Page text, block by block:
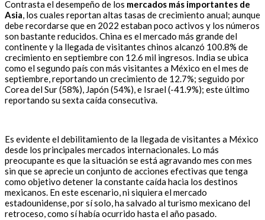
Contrasta el desempeño de los mercados más importantes de
Asia, los cuales reportan altas tasas de crecimiento anual; aunque
debe recordarse que en 2022 estaban poco activos y los números
son bastante reducidos. China es el mercado más grande del
continente y la llegada de visitantes chinos alcanzó 100.8% de
crecimiento en septiembre con 12.6 mil ingresos. India se ubica
como el segundo país con más visitantes a México en el mes de
septiembre, reportando un crecimiento de 12.7%; seguido por
Corea del Sur (58%), Japón (54%), e Israel (-41.9%); este último
reportando su sexta caída consecutiva.
Es evidente el debilitamiento de la llegada de visitantes a México
desde los principales mercados internacionales. Lo más
preocupante es que la situación se está agravando mes con mes
sin que se aprecie un conjunto de acciones efectivas que tenga
como objetivo detener la constante caída hacia los destinos
mexicanos. En este escenario, ni siquiera el mercado
estadounidense, por sí solo, ha salvado al turismo mexicano del
retroceso, como sí había ocurrido hasta el año pasado.